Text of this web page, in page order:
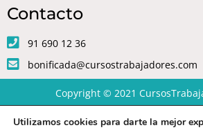
Contacto
91 690 12 36
bonificada@cursostrabajadores.com
Copyright © 2021
Utilizamos cookies para darte la mejor